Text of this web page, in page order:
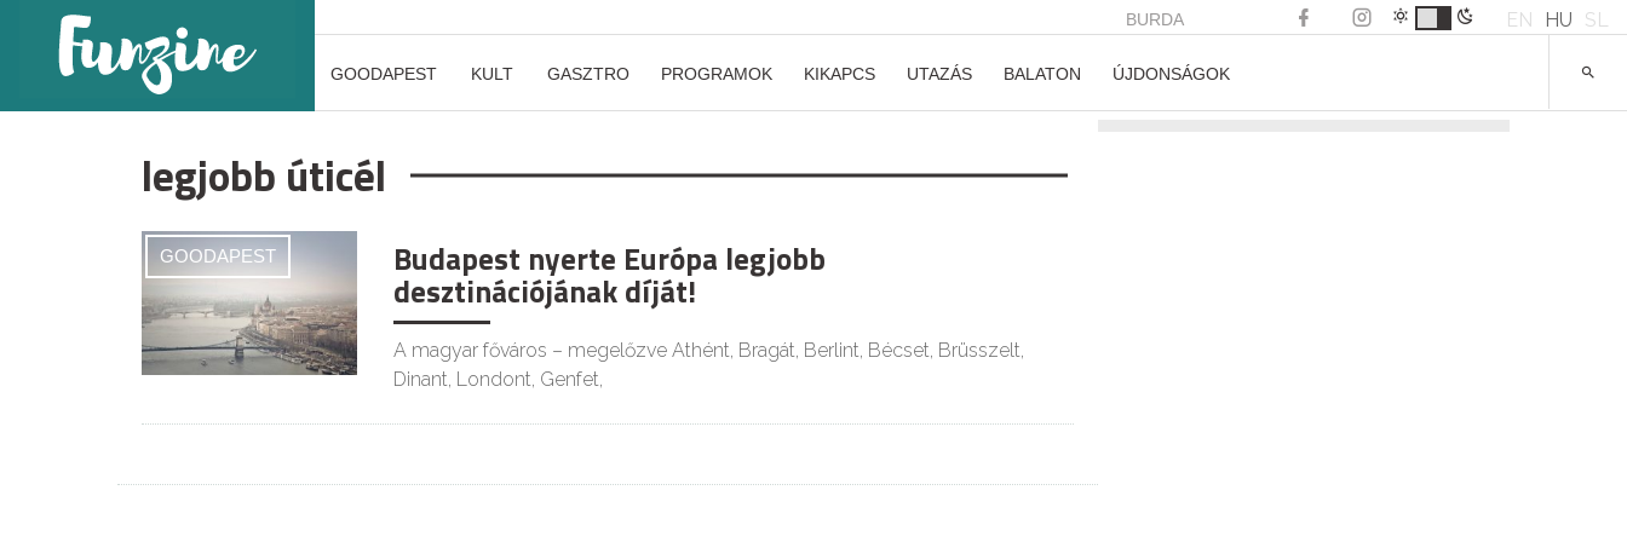
BURDA EN HU SL
GOODAPEST KULT GASZTRO PROGRAMOK KIKAPCS UTAZÁS BALATON ÚJDONSÁGOK
legjobb úticél
GOODAPEST Budapest nyerte Európa legjobb
desztinációjának díját!
A magyar főváros – megelőzve Athént, Bragát, Berlint, Bécset, Brüsszelt,
Dinant, Londont, Genfet,